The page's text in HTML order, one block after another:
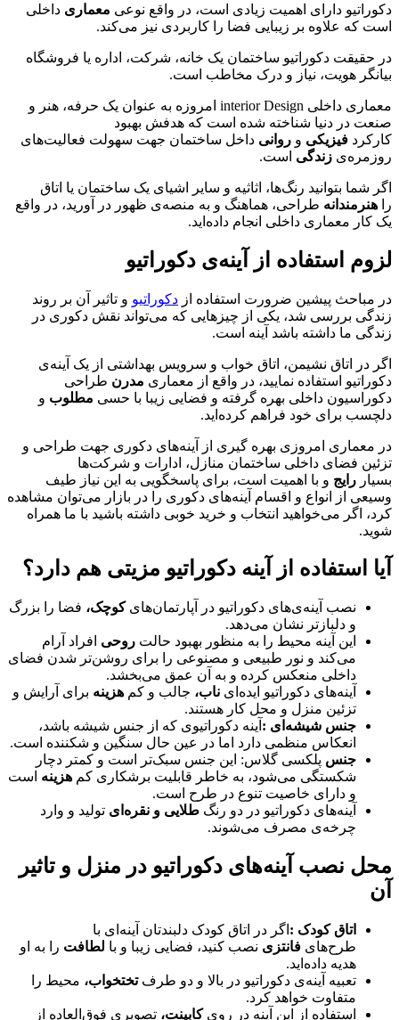
دکوراتیو دارای اهمیت زیادی است، در واقع نوعی معماری داخلی
است که علاوه بر زیبایی فضا را کاربردی نیز می‌کند.
در حقیقت دکوراتیو ساختمان یک خانه، شرکت، اداره یا فروشگاه
بیانگر هویت، نیاز و درک مخاطب است.
معماری داخلی interior Design امروزه به عنوان یک حرفه، هنر و
صنعت در دنیا شناخته شده است که هدفش بهبود
کارکرد فیزیکی و روانی داخل ساختمان جهت سهولت فعالیت‌های
روزمره‌ی زندگی است.
اگر شما بتوانید رنگ‌ها، اثاثیه و سایر اشیای یک ساختمان یا اتاق
را هنرمندانه طراحی، هماهنگ و به منصه‌ی ظهور در آورید، در واقع
یک کار معماری داخلی انجام داده‌اید.
لزوم استفاده از آینه‌ی دکوراتیو
در مباحث پیشین ضرورت استفاده از دکوراتیو و تاثیر آن بر روند
زندگی بررسی شد، یکی از چیزهایی که می‌تواند نقش دکوری در
زندگی ما داشته باشد آینه است.
اگر در اتاق نشیمن، اتاق خواب و سرویس بهداشتی از یک آینه‌ی
دکوراتیو استفاده نمایید، در واقع از معماری مدرن طراحی
دکوراسیون داخلی بهره گرفته‌ و فضایی زیبا با حسی مطلوب و
دلچسب برای خود فراهم کرده‌اید.
در معماری امروزی بهره گیری از آینه‌های دکوری جهت طراحی و
تزئین فضای داخلی ساختمان منازل، ادارات و شرکت‌ها
بسیار رایج و با اهمیت است، برای پاسخگویی به این نیاز طیف
وسیعی از انواع و اقسام آینه‌های دکوری را در بازار می‌توان مشاهده
کرد، اگر می‌خواهید انتخاب و خرید خوبی داشته باشید با ما همراه
شوید.
آیا استفاده از آینه دکوراتیو مزیتی هم دارد؟
نصب آینه‌ی‌های دکوراتیو در آپارتمان‌هایکوچک، فضا را بزرگ
و دلبازتر نشان می‌دهد.
این آینه محیط را به منظور بهبود حالت روحی افراد آرام
می‌کند و نور طبیعی و مصنوعی را برای روشن‌تر شدن فضای
داخلی منعکس کرده و به آن عمق می‌بخشد.
آینه‌های دکوراتیو ایده‌ای ناب، جالب و کم هزینه برای آرایش و
تزئین منزل و محل کار هستند.
جنس شیشه‌ای : آینه‌ دکوراتیوی که از جنس شیشه باشد،
انعکاس منظمی دارد اما در عین حال سنگین و شکننده است.
جنس پلکسی گلاس: این جنس سبک‌تر است و کمتر دچار
شکستگی می‌شود، به خاطر قابلیت برشکاری کم هزینه است
و دارای خاصیت تنوع در طرح است.
آینه‌های دکوراتیو در دو رنگ طلایی و نقره‌ای تولید و وارد
چرخه‌ی مصرف می‌شوند.
محل نصب آینه‌های دکوراتیو در منزل و تاثیر
آن
اتاق کودک : اگر در اتاق کودک دلبندتان آینه‌ای با
طرح‌های فانتزی نصب کنید، فضایی زیبا و با لطافت را به او
هدیه داده‌اید.
تعبیه آینه‌ی دکوراتیو در بالا و دو طرفتختخواب، محیط را
متفاوت خواهد کرد.
استفاده از این آینه در رویکابینت، تصویری فوق‌العاده از